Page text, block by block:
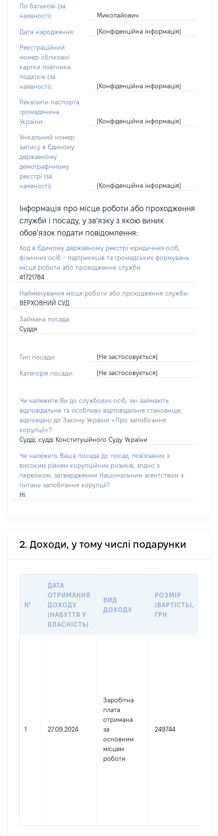
По батькові (за
наявності):
Миколайович
Дата народження: [Конфіденційна інформація]
Реєстраційний
номер облікової
картки платника
податків (за
наявності):
[Конфіденційна інформація]
Реквізити паспорта
громадянина
України:
[Конфіденційна інформація]
Унікальний номер
запису в Єдиному
державному
демографічному
реєстрі (за
наявності):
[Конфіденційна інформація]
Інформація про місце роботи або проходження
служби і посаду, у зв’язку з якою виник
обов’язок подати повідомлення:
Код в Єдиному державному реєстрі юридичних осіб,
фізичних осіб - підприємців та громадських формувань
місця роботи або проходження служби
41721784
Найменування місця роботи або проходження служби:
ВЕРХОВНИЙ СУД
Займана посада:
Суддя
Тип посади: [Не застосовується]
Категорія посади: [Не застосовується]
Чи належите Ви до службових осіб, які займають
відповідальне та особливо відповідальне становище,
відповідно до Закону України «Про запобігання
корупції»?
Судді, судді Конституційного Суду України
Чи належить Ваша посада до посад, пов'язаних з
високим рівнем корупційних ризиків, згідно з
переліком, затвердженим Національним агентством з
питань запобігання корупції?
Ні
2. Доходи, у тому числі подарунки
№
ДАТА
ОТРИМАННЯ
ДОХОДУ
(НАБУТТЯ У
ВЛАСНІСТЬ)
ВИД
ДОХОДУ
РОЗМІР
(ВАРТІСТЬ),
ГРН
1 27.09.2024
Заробітна
плата
отримана
за
основним
місцем
роботи
249744